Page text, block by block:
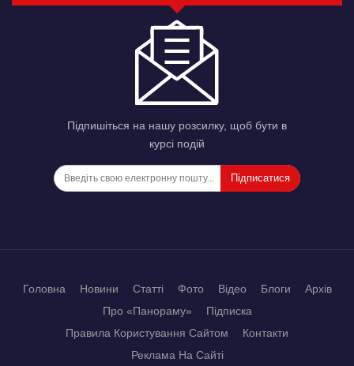
Підпишіться на нашу розсилку, щоб бути в
курсі подій
Підписатися
Головна Новини Статті Фото Відео Блоги
Архів
Про «Панораму»
Підписка
Правила Користування Сайтом
Контакти
Реклама На Сайті